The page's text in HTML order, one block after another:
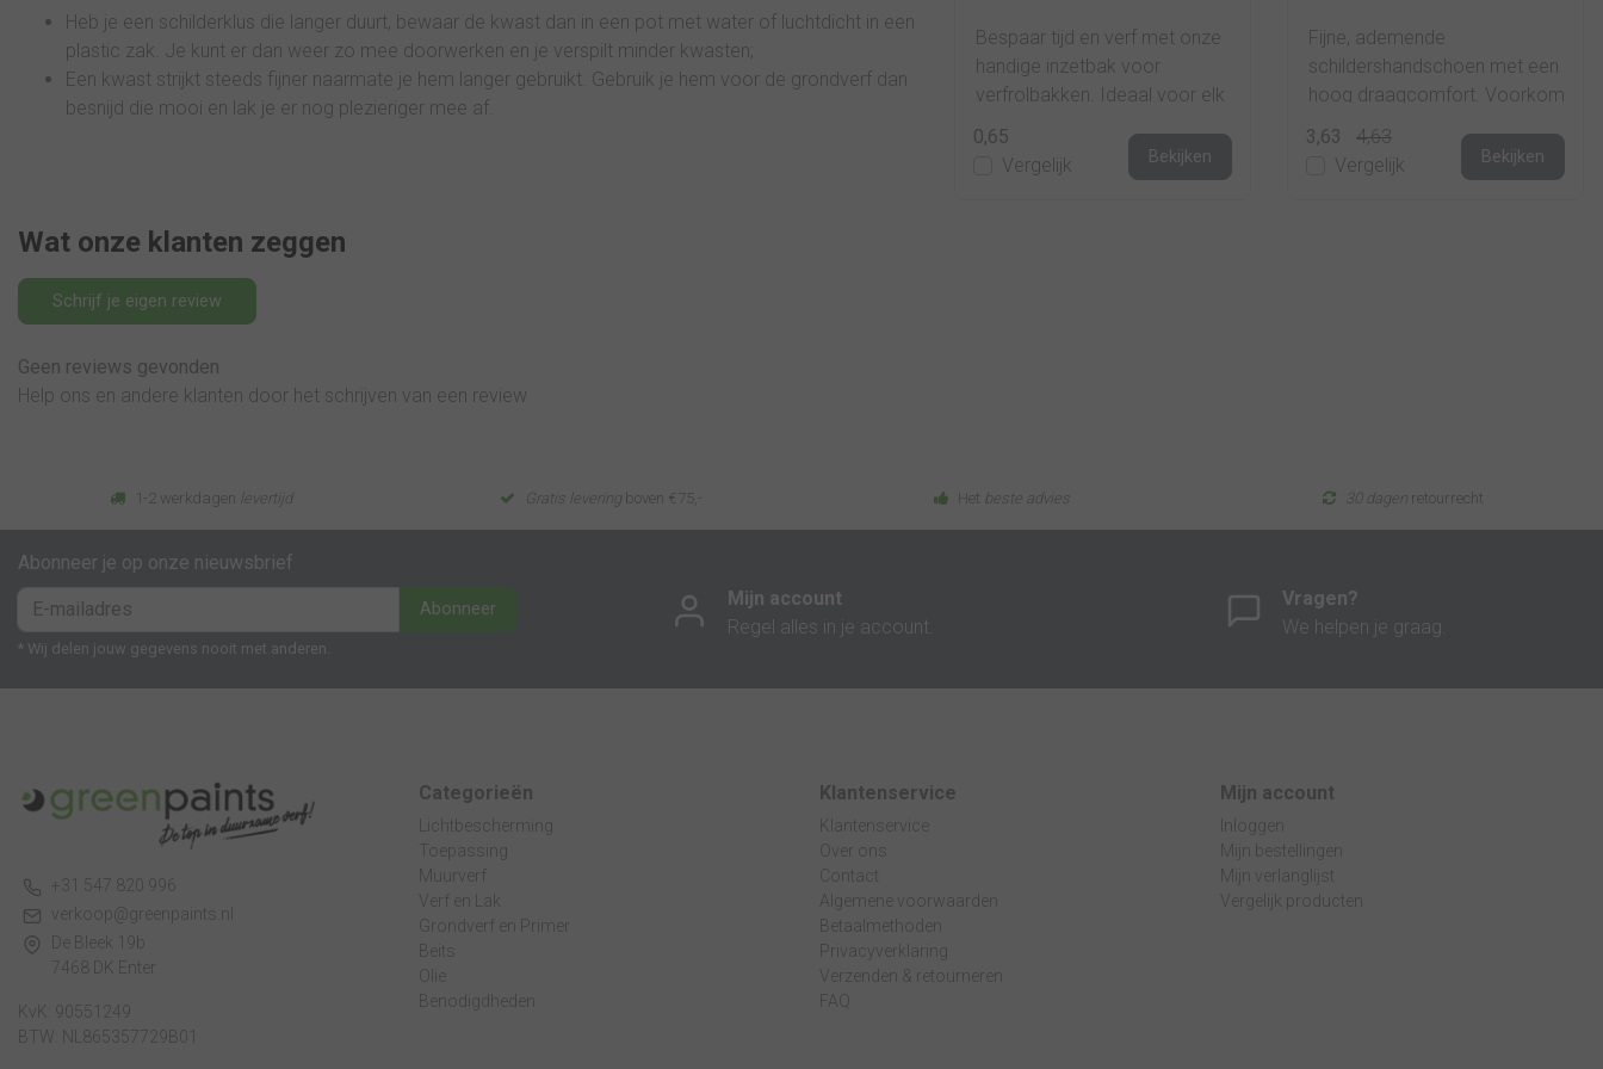
Heb je een schilderklus die langer duurt, bewaar de kwast dan in een pot met water of luchtdicht in een
plastic zak. Je kunt er dan weer zo mee doorwerken en je verspilt minder kwasten;
Een kwast strijkt steeds fijner naarmate je hem langer gebruikt. Gebruik je hem voor de grondverf dan
besnijd die mooi en lak je er nog plezieriger mee af.
Wat onze klanten zeggen
Schrijf je eigen review
Geen reviews gevonden
Help ons en andere klanten door het schrijven van een review
onze inzetbak voor
Houd uw
schoon. Wissel
van kleur. Geschikt
Keim Innostar is een
natuurlijke, matte en
hoogwaardige sol-silicaat
binnenmuurverf met een
LignoStain UV is een
kwalitatief hoge, biobased
oliebeits die diep in het hout
Bespaar tijd en verf met onze
handige inzetbak voor
verfrolbakken. Ideaal voor elk
schilderproject je hoeft minder
schoon te maken, milie...
0,65
Vergelijk
Bekijken
Fijne, ademende
schildershandschoen met een
hoog draagcomfort. Voorkom
vieze handen en bescherm uw
handen optimaal, terwijl u
maximale co...
3,63
4,63
Vergelijk
Bekijken
1-2 werkdagen levertijd Gratis levering boven €75,- Het beste advies 30 dagenretourrecht
Abonneer je op onze nieuwsbrief
Abonneer
* Wij delen jouw gegevens nooit met anderen.
Mijn account
Regel alles in je account.
Vragen?
We helpen je graag.
+31 547 820 996
verkoop@greenpaints.nl
De Bleek 19b
7468 DK Enter
KvK: 90551249
BTW: NL865357729B01
Categorieën
Lichtbescherming
Toepassing
Muurverf
Verf en Lak
Grondverf en Primer
Beits
Olie
Benodigdheden
Klantenservice
Klantenservice
Over ons
Contact
Algemene voorwaarden
Betaalmethoden
Privacyverklaring
Verzenden & retourneren
FAQ
Mijn account
Inloggen
Mijn bestellingen
Mijn verlanglijst
Vergelijk producten